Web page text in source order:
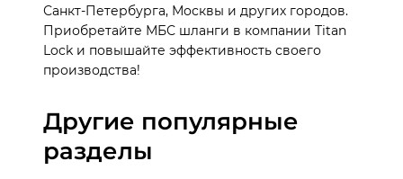
Санкт-Петербурга, Москвы и других городов.
Приобретайте МБС шланги в компании Titan
Lock и повышайте эффективность своего
производства!
Другие популярные
разделы